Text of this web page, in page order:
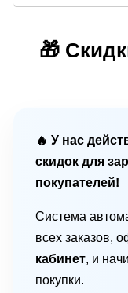
🎁
🔥 У нас
скидок для
покупателей!
Система
всех заказов,
кабинет, и
покупки.